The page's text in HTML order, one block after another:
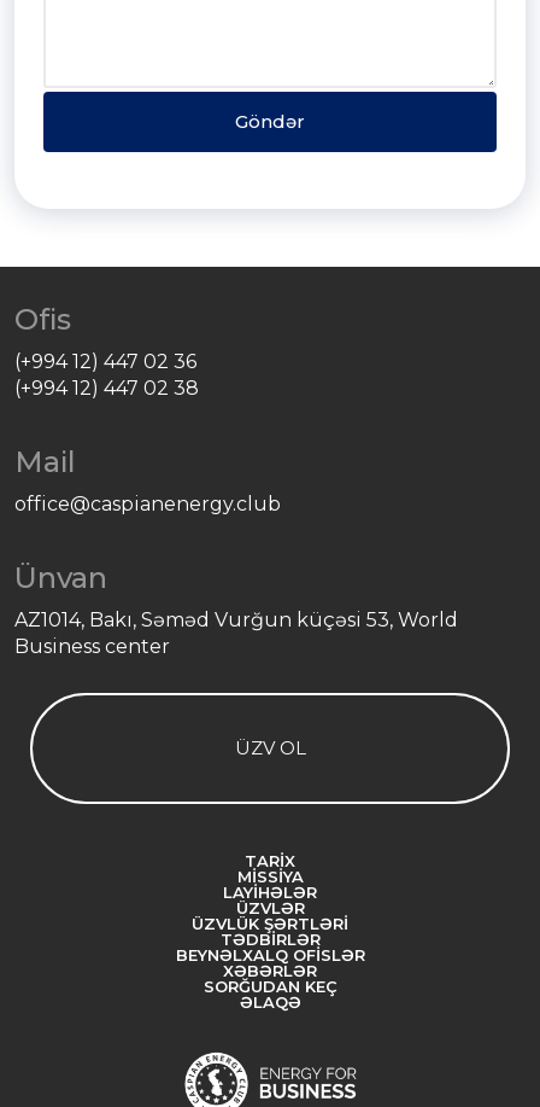
Göndər
Ofis
(+994 12) 447 02 36
(+994 12) 447 02 38
Mail
office@caspianenergy.club
Ünvan
AZ1014, Bakı, Səməd Vurğun küçəsi 53, World
Business center
ÜZV OL
TARIX
MISSIYA
LAYIHƏLƏR
ÜZVLƏR
ÜZVLÜK ŞƏRTLƏRI
TƏDBIRLƏR
BEYNƏLXALQ OFISLƏR
XƏBƏRLƏR
SORĞUDAN KEÇ
ƏLAQƏ